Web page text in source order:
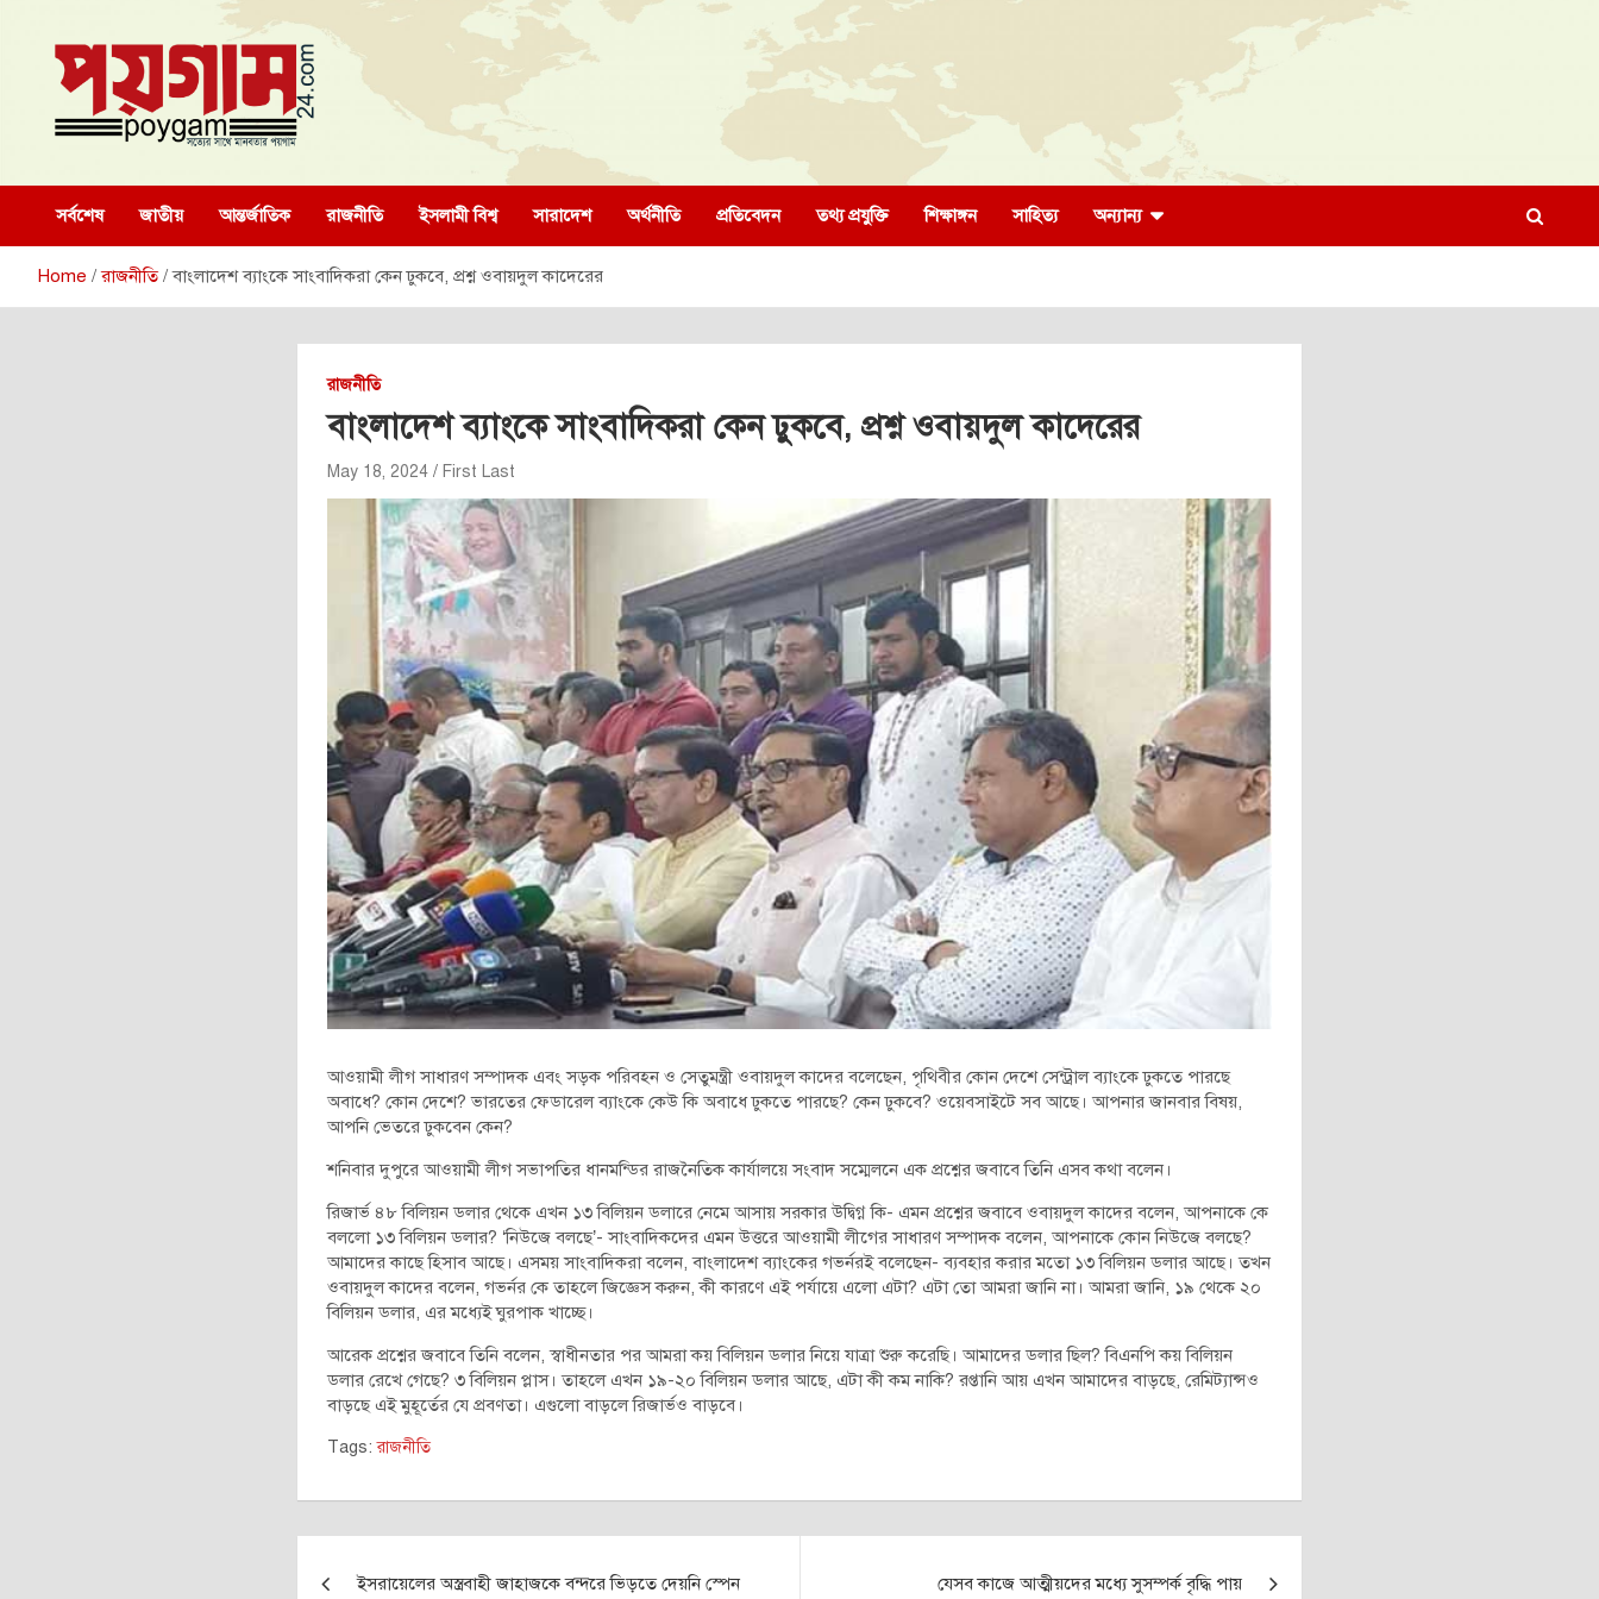
content
poygam24.com
সর্বশেষ জাতীয় আন্তর্জাতিক রাজনীতি ইসলামী বিশ্ব সারাদেশ অর্থনীতি প্রতিবেদন তথ্য প্রযুক্তি শিক্ষাঙ্গন সাহিত্য অন্যান্য
Home রাজনীতি বাংলাদেশ ব্যাংকে সাংবাদিকরা কেন ঢুকবে, প্রশ্ন ওবায়দুল কাদেরের
রাজনীতি
বাংলাদেশ ব্যাংকে সাংবাদিকরা কেন ঢুকবে, প্রশ্ন ওবায়দুল কাদেরের
May 18, 2024 First Last
আওয়ামী লীগ সাধারণ সম্পাদক এবং সড়ক পরিবহন ও সেতুমন্ত্রী ওবায়দুল কাদের বলেছেন, পৃথিবীর কোন দেশে সেন্ট্রাল ব্যাংকে ঢুকতে পারছে
অবাধে? কোন দেশে? ভারতের ফেডারেল ব্যাংকে কেউ কি অবাধে ঢুকতে পারছে? কেন ঢুকবে? ওয়েবসাইটে সব আছে। আপনার জানবার বিষয়,
আপনি ভেতরে ঢুকবেন কেন?
শনিবার দুপুরে আওয়ামী লীগ সভাপতির ধানমন্ডির রাজনৈতিক কার্যালয়ে সংবাদ সম্মেলনে এক প্রশ্নের জবাবে তিনি এসব কথা বলেন।
রিজার্ভ ৪৮ বিলিয়ন ডলার থেকে এখন ১৩ বিলিয়ন ডলারে নেমে আসায় সরকার উদ্বিগ্ন কি- এমন প্রশ্নের জবাবে ওবায়দুল কাদের বলেন, আপনাকে কে
বললো ১৩ বিলিয়ন ডলার? ‘নিউজে বলছে’- সাংবাদিকদের এমন উত্তরে আওয়ামী লীগের সাধারণ সম্পাদক বলেন, আপনাকে কোন নিউজে বলছে?
আমাদের কাছে হিসাব আছে। এসময় সাংবাদিকরা বলেন, বাংলাদেশ ব্যাংকের গভর্নরই বলেছেন- ব্যবহার করার মতো ১৩ বিলিয়ন ডলার আছে। তখন
ওবায়দুল কাদের বলেন, গভর্নর কে তাহলে জিজ্ঞেস করুন, কী কারণে এই পর্যায়ে এলো এটা? এটা তো আমরা জানি না। আমরা জানি, ১৯ থেকে ২০
বিলিয়ন ডলার, এর মধ্যেই ঘুরপাক খাচ্ছে।
আরেক প্রশ্নের জবাবে তিনি বলেন, স্বাধীনতার পর আমরা কয় বিলিয়ন ডলার নিয়ে যাত্রা শুরু করেছি। আমাদের ডলার ছিল? বিএনপি কয় বিলিয়ন
ডলার রেখে গেছে? ৩ বিলিয়ন প্লাস। তাহলে এখন ১৯-২০ বিলিয়ন ডলার আছে, এটা কী কম নাকি? রপ্তানি আয় এখন আমাদের বাড়ছে, রেমিট্যান্সও
বাড়ছে এই মুহূর্তের যে প্রবণতা। এগুলো বাড়লে রিজার্ভও বাড়বে।
Tags: রাজনীতি
ইসরায়েলের অস্ত্রবাহী জাহাজকে বন্দরে ভিড়তে দেয়নি স্পেন যেসব কাজে আত্মীয়দের মধ্যে সুসম্পর্ক বৃদ্ধি পায়